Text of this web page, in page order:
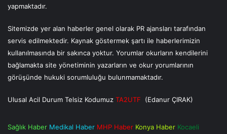
yapmaktadır.
Sitemizde yer alan haberler genel olarak PR ajansları tarafından
servis edilmektedir. Kaynak göstermek şartı ile haberlerimizin
kullanılmasında bir sakınca yoktur. Yorumlar okurların kendilerini
bağlamakta site yönetiminin yazarların ve okur yorumlarının
görüşünde hukuki sorumluluğu bulunmamaktadır.
Ulusal Acil Durum Telsiz Kodumuz TA2UTF (Edanur ÇIRAK)
Sağlık Haber Medikal Haber MHP Haber Konya Haber Kocaeli